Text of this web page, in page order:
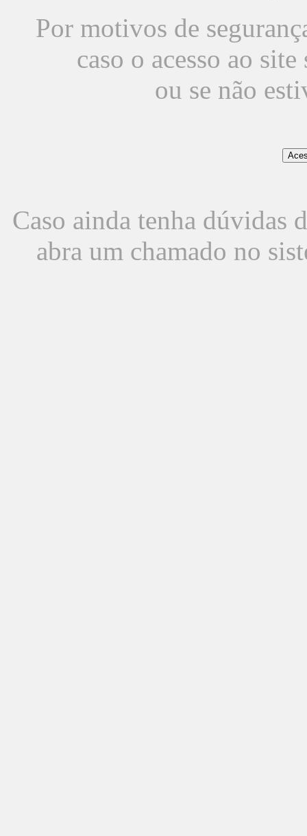
Por motivos de
caso o acesso ao
ou se não
Caso ainda tenha dúvidas
abra um chamado no